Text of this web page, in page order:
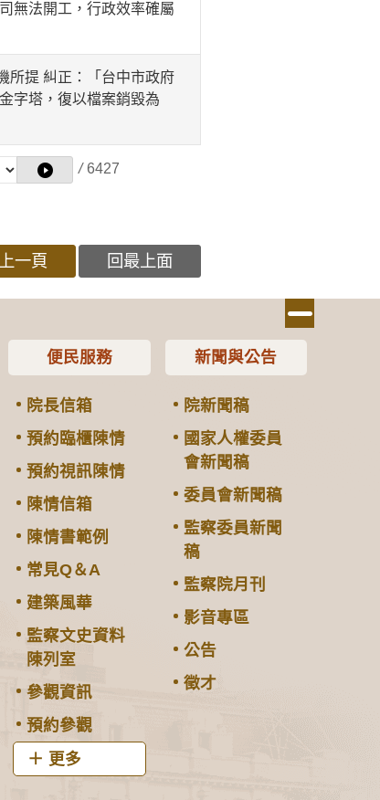
無法開工，行政效率確屬
提 糾正：「台中市政府
字塔，復以檔案銷毀為
/ 6427
一頁 回最上面
便民服務
院長信箱
預約臨櫃陳情
預約視訊陳情
陳情信箱
陳情書範例
常見Q＆A
建築風華
監察文史資料
陳列室
參觀資訊
預約參觀
更多
新聞與公告
院新聞稿
國家人權委員
會新聞稿
委員會新聞稿
監察委員新聞
稿
監察院月刊
影音專區
公告
徵才